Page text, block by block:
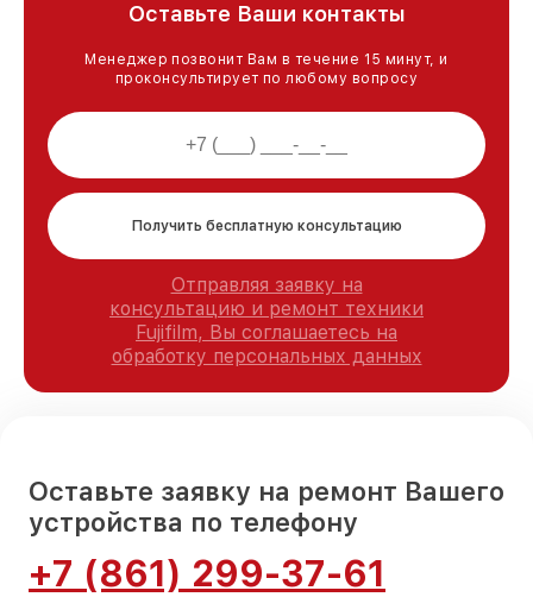
Оставьте Ваши контакты
Менеджер позвонит Вам в течение 15 минут, и
проконсультирует по любому вопросу
Получить бесплатную консультацию
Отправляя заявку на
консультацию и ремонт техники
Fujifilm, Вы соглашаетесь на
обработку персональных данных
Оставьте заявку на ремонт Вашего
устройства по телефону
+7 (861) 299-37-61